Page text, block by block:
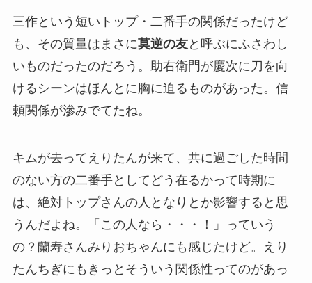
三作という短いトップ・二番手の関係だったけど
も、その質量はまさに莫逆の友と呼ぶにふさわし
いものだったのだろう。助右衛門が慶次に刀を向
けるシーンはほんとに胸に迫るものがあった。信
頼関係が滲みでてたね。
キムが去ってえりたんが来て、共に過ごした時間
のない方の二番手としてどう在るかって時期に
は、絶対トップさんの人となりとか影響すると思
うんだよね。「この人なら・・・！」っていう
の？蘭寿さんみりおちゃんにも感じたけど。えり
たんちぎにもきっとそういう関係性ってのがあっ